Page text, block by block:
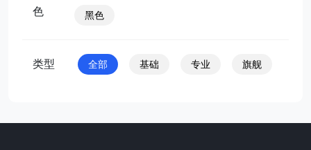
色
黑色
类型 全部 基础 专业 旗舰